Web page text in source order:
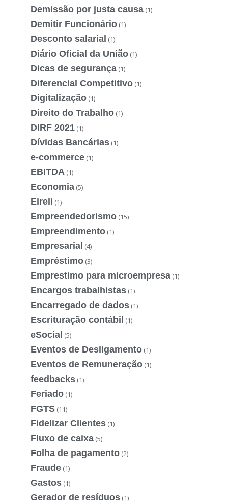
Demissão por justa causa (1)
Demitir Funcionário (1)
Desconto salarial (1)
Diário Oficial da União (1)
Dicas de segurança (1)
Diferencial Competitivo (1)
Digitalização (1)
Direito do Trabalho (1)
DIRF 2021 (1)
Dívidas Bancárias (1)
e-commerce (1)
EBITDA (1)
Economia (5)
Eireli (1)
Empreendedorismo (15)
Empreendimento (1)
Empresarial (4)
Empréstimo (3)
Emprestimo para microempresa (1)
Encargos trabalhistas (1)
Encarregado de dados (1)
Escrituração contábil (1)
eSocial (5)
Eventos de Desligamento (1)
Eventos de Remuneração (1)
feedbacks (1)
Feriado (1)
FGTS (11)
Fidelizar Clientes (1)
Fluxo de caixa (5)
Folha de pagamento (2)
Fraude (1)
Gastos (1)
Gerador de resíduos (1)